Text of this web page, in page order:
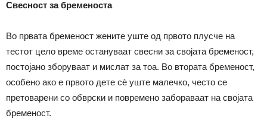
Свесност за бременоста
Во првата бременост жените уште од првото плусче на
тестот цело време остануваат свесни за својата бременост,
постојано зборуваат и мислат за тоа. Во втората бременост,
особено ако е првото дете сѐ уште малечко, често се
претоварени со обврски и повремено забораваат на својата
бременост.